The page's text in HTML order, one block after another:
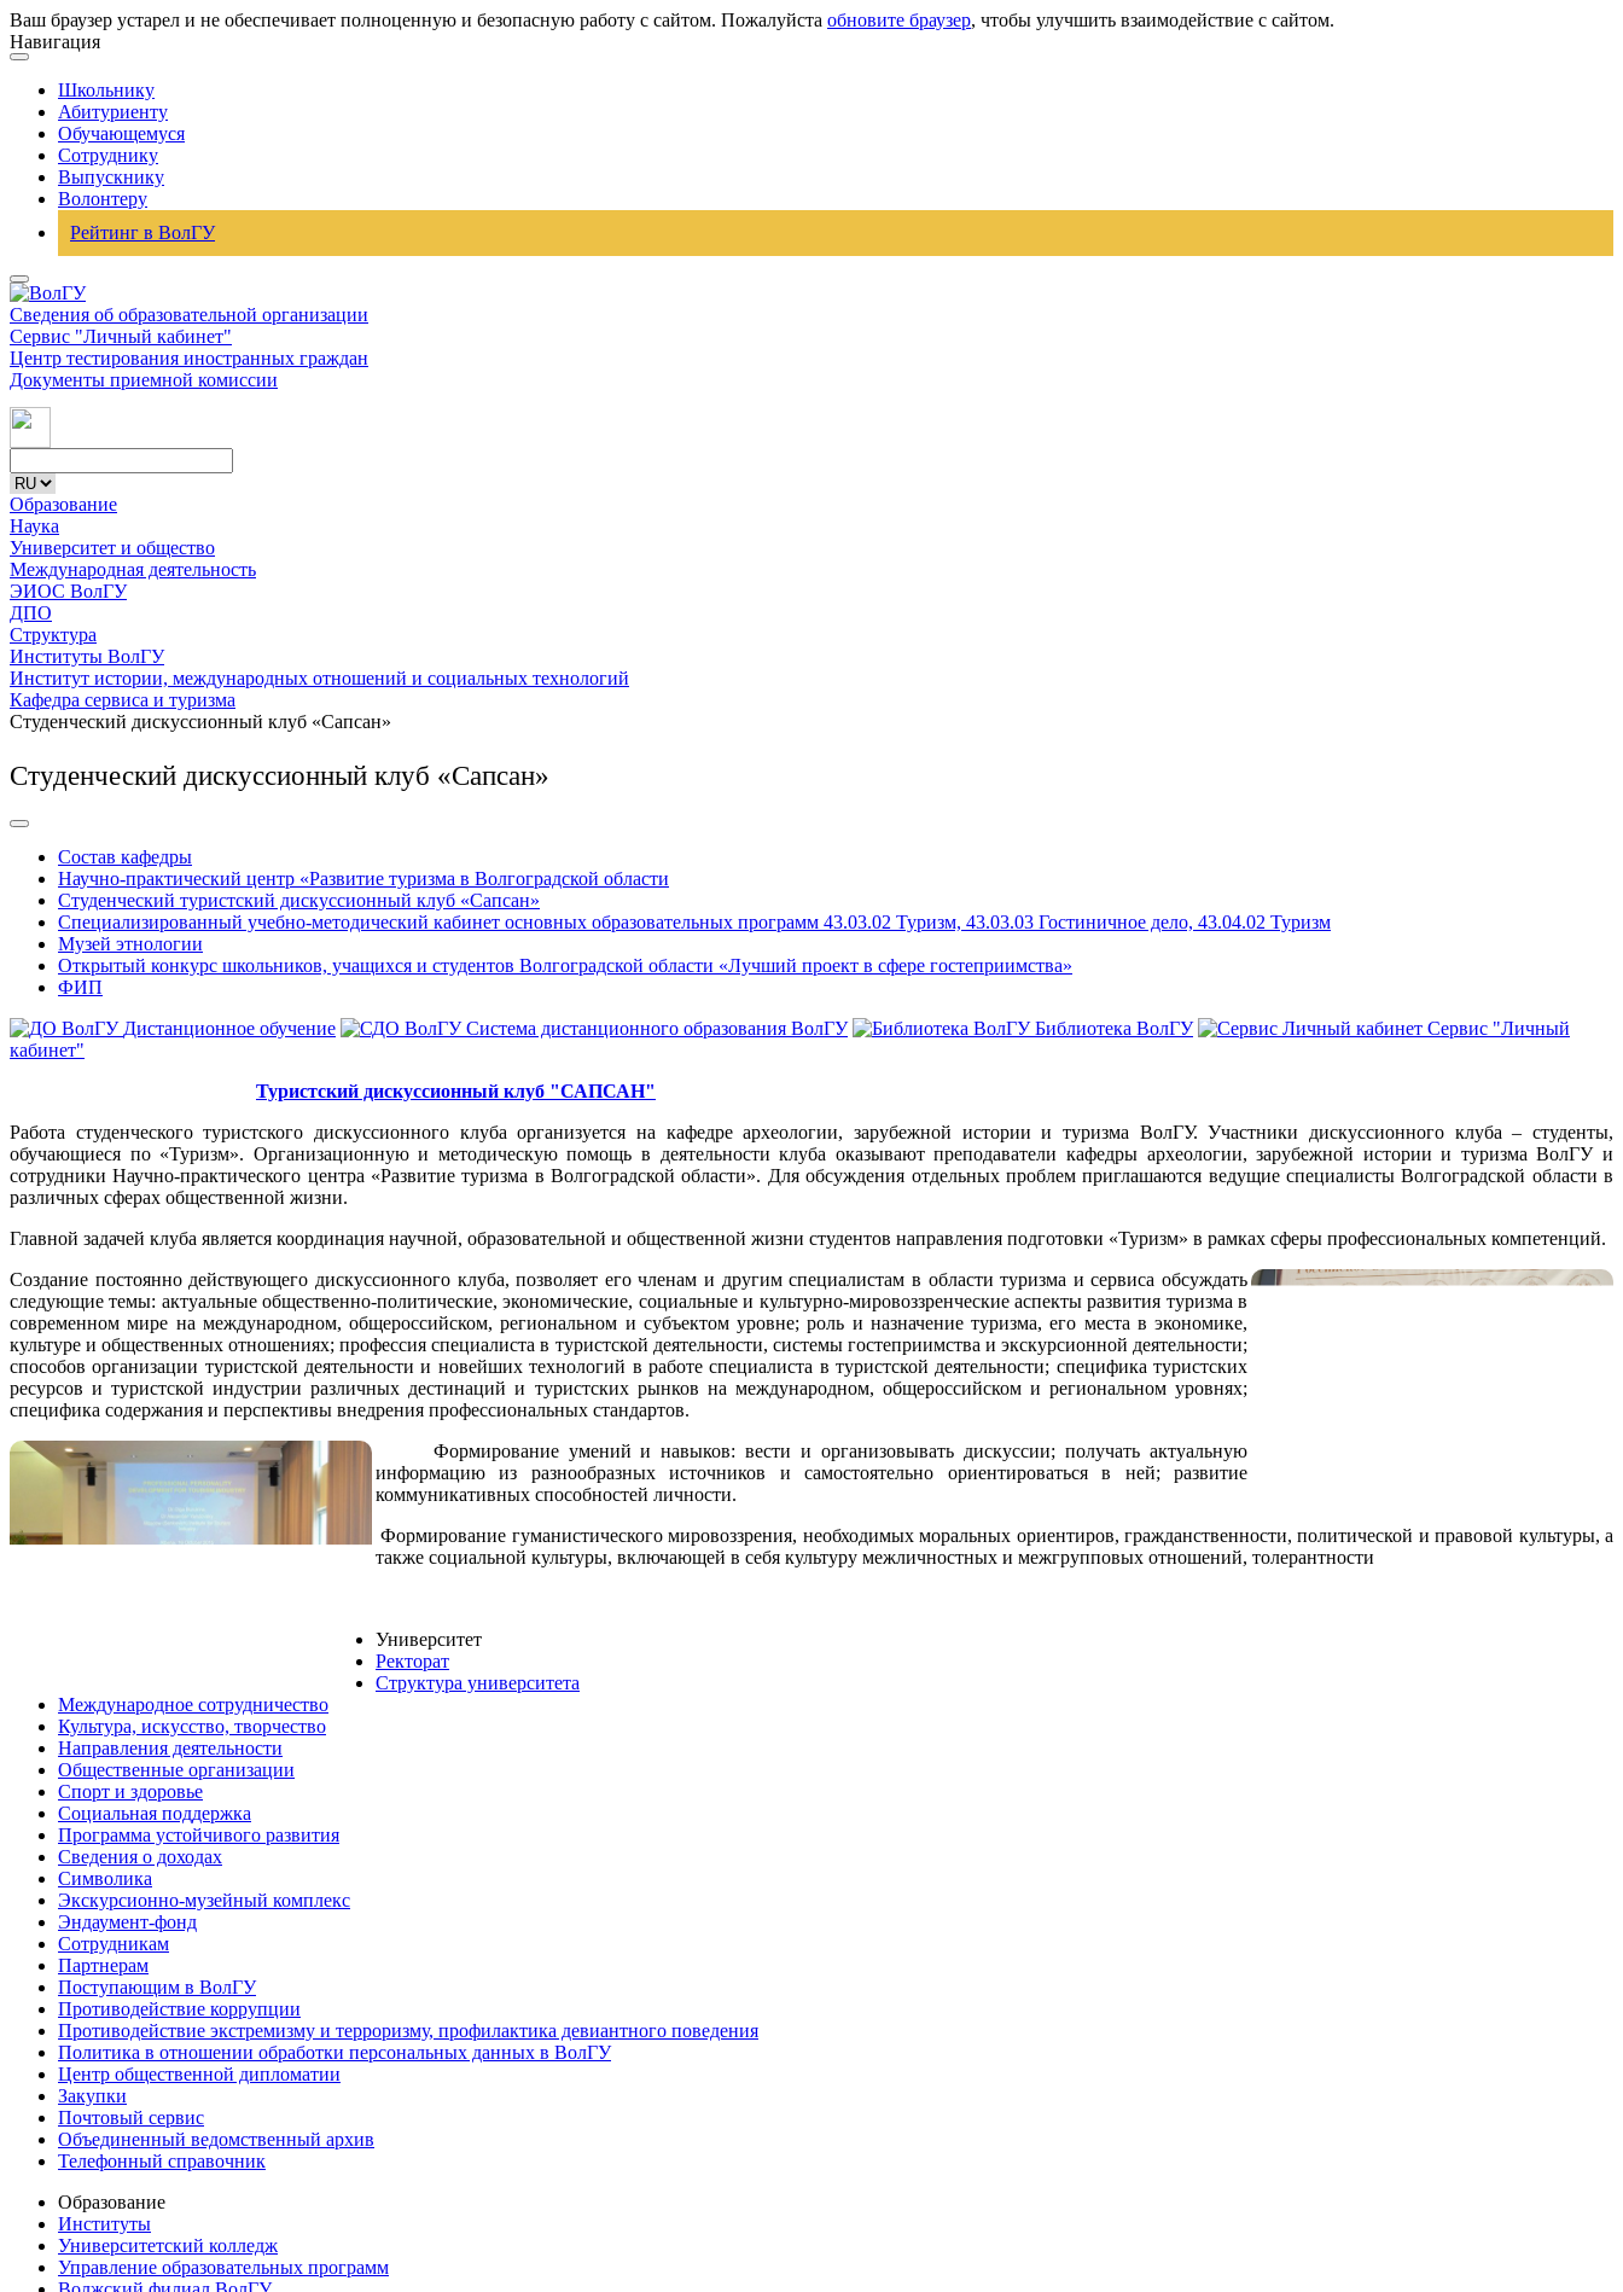
Ваш браузер устарел и не обеспечивает полноценную и безопасную работу с сайтом. Пожалуйста обновите браузер, чтобы улучшить взаимодействие с сайтом.
Навигация
Школьнику
Абитуриенту
Обучающемуся
Сотруднику
Выпускнику
Волонтеру
Рейтинг в ВолГУ
Сведения об образовательной организации
Сервис "Личный кабинет"
Центр тестирования иностранных граждан
Документы приемной комиссии
Образование
Наука
Университет и общество
Международная деятельность
ЭИОС ВолГУ
ДПО
Структура
Институты ВолГУ
Институт истории, международных отношений и социальных технологий
Кафедра сервиса и туризма
Студенческий дискуссионный клуб «Сапсан»
Студенческий дискуссионный клуб «Сапсан»
Состав кафедры
Научно-практический центр «Развитие туризма в Волгоградской области
Студенческий туристский дискуссионный клуб «Сапсан»
Специализированный учебно-методический кабинет основных образовательных программ 43.03.02 Туризм, 43.03.03 Гостиничное дело, 43.04.02 Туризм
Музей этнологии
Открытый конкурс школьников, учащихся и студентов Волгоградской области «Лучший проект в сфере гостеприимства»
ФИП
Дистанционное обучение
Система дистанционного образования ВолГУ Библиотека ВолГУ
Сервис "Личный
кабинет"
Туристский дискуссионный клуб "САПСАН"
Работа студенческого туристского дискуссионного клуба организуется на кафедре археологии, зарубежной истории и туризма ВолГУ. Участники дискуссионного клуба – студенты,
обучающиеся по «Туризм». Организационную и методическую помощь в деятельности клуба оказывают преподаватели кафедры археологии, зарубежной истории и туризма ВолГУ и
сотрудники Научно-практического центра «Развитие туризма в Волгоградской области». Для обсуждения отдельных проблем приглашаются ведущие специалисты Волгоградской области в
различных сферах общественной жизни.
Главной задачей клуба является координация научной, образовательной и общественной жизни студентов направления подготовки «Туризм» в рамках сферы профессиональных компетенций.
Создание постоянно действующего дискуссионного клуба, позволяет его членам и другим специалистам в области туризма и сервиса обсуждать
следующие темы: актуальные общественно-политические, экономические, социальные и культурно-мировоззренческие аспекты развития туризма в
современном мире на международном, общероссийском, региональном и субъектом уровне; роль и назначение туризма, его места в экономике,
культуре и общественных отношениях; профессия специалиста в туристской деятельности, системы гостеприимства и экскурсионной деятельности;
способов организации туристской деятельности и новейших технологий в работе специалиста в туристской деятельности; специфика туристских
ресурсов и туристской индустрии различных дестинаций и туристских рынков на международном, общероссийском и региональном уровнях;
специфика содержания и перспективы внедрения профессиональных стандартов.
Формирование умений и навыков: вести и организовывать дискуссии; получать актуальную
информацию из разнообразных источников и самостоятельно ориентироваться в ней; развитие
коммуникативных способностей личности.
Формирование гуманистического мировоззрения, необходимых моральных ориентиров, гражданственности, политической и правовой культуры, а
также социальной культуры, включающей в себя культуру межличностных и межгрупповых отношений, толерантности
Университет
Ректорат
Структура университета
Международное сотрудничество
Культура, искусство, творчество
Направления деятельности
Общественные организации
Спорт и здоровье
Социальная поддержка
Программа устойчивого развития
Сведения о доходах
Символика
Экскурсионно-музейный комплекс
Эндаумент-фонд
Сотрудникам
Партнерам
Поступающим в ВолГУ
Противодействие коррупции
Противодействие экстремизму и терроризму, профилактика девиантного поведения
Политика в отношении обработки персональных данных в ВолГУ
Центр общественной дипломатии
Закупки
Почтовый сервис
Объединенный ведомственный архив
Телефонный справочник
Образование
Институты
Университетский колледж
Управление образовательных программ